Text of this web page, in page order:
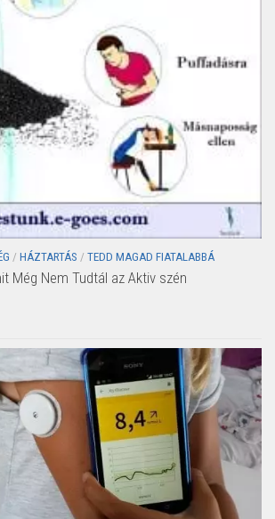
/ HÁZTARTÁS / TEDD MAGAD FIATALABBÁ
Még Nem Tudtál az Aktiv szén